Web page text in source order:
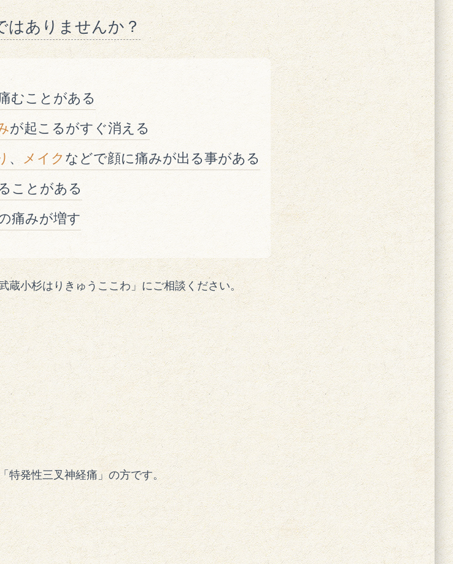
はありませんか？
むことがある
が起こるがすぐ消える
、 メイク などで顔に痛みが出る事がある
ことがある
痛みが増す
蔵小杉はりきゅうここわ」にご相談ください。
特発性三叉神経痛」の方です。